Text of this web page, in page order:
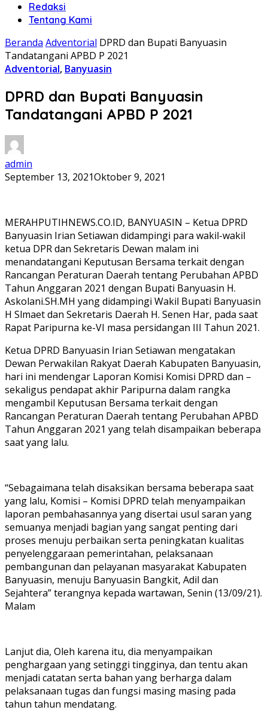
Redaksi
Tentang Kami
Beranda Adventorial DPRD dan Bupati Banyuasin
Tandatangani APBD P 2021
Adventorial, Banyuasin
DPRD dan Bupati Banyuasin
Tandatangani APBD P 2021
admin
September 13, 2021Oktober 9, 2021
MERAHPUTIHNEWS.CO.ID, BANYUASIN – Ketua DPRD
Banyuasin Irian Setiawan didampingi para wakil-wakil
ketua DPR dan Sekretaris Dewan malam ini
menandatangani Keputusan Bersama terkait dengan
Rancangan Peraturan Daerah tentang Perubahan APBD
Tahun Anggaran 2021 dengan Bupati Banyuasin H.
Askolani.SH.MH yang didampingi Wakil Bupati Banyuasin
H Slmaet dan Sekretaris Daerah H. Senen Har, pada saat
Rapat Paripurna ke-VI masa persidangan III Tahun 2021.
Ketua DPRD Banyuasin Irian Setiawan mengatakan
Dewan Perwakilan Rakyat Daerah Kabupaten Banyuasin,
hari ini mendengar Laporan Komisi Komisi DPRD dan –
sekaligus pendapat akhir Paripurna dalam rangka
mengambil Keputusan Bersama terkait dengan
Rancangan Peraturan Daerah tentang Perubahan APBD
Tahun Anggaran 2021 yang telah disampaikan beberapa
saat yang lalu.
“Sebagaimana telah disaksikan bersama beberapa saat
yang lalu, Komisi – Komisi DPRD telah menyampaikan
laporan pembahasannya yang disertai usul saran yang
semuanya menjadi bagian yang sangat penting dari
proses menuju perbaikan serta peningkatan kualitas
penyelenggaraan pemerintahan, pelaksanaan
pembangunan dan pelayanan masyarakat Kabupaten
Banyuasin, menuju Banyuasin Bangkit, Adil dan
Sejahtera” terangnya kepada wartawan, Senin (13/09/21).
Malam
Lanjut dia, Oleh karena itu, dia menyampaikan
penghargaan yang setinggi tingginya, dan tentu akan
menjadi catatan serta bahan yang berharga dalam
pelaksanaan tugas dan fungsi masing masing pada
tahun tahun mendatang.